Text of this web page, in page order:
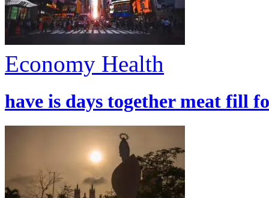
Economy Health
have is days together meat fill